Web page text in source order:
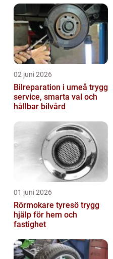
02 juni 2026
Bilreparation i umeå trygg
service, smarta val och
hållbar bilvård
01 juni 2026
Rörmokare tyresö trygg
hjälp för hem och
fastighet